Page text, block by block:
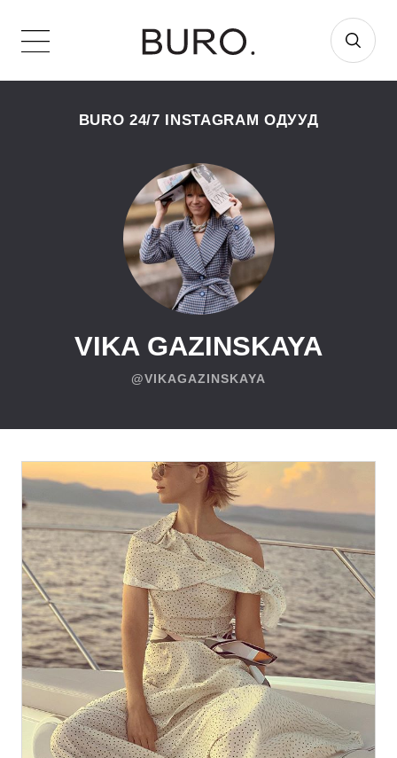
BURO 24/7 INSTAGRAM ОДУУД
VIKA GAZINSKAYA
@VIKAGAZINSKAYA